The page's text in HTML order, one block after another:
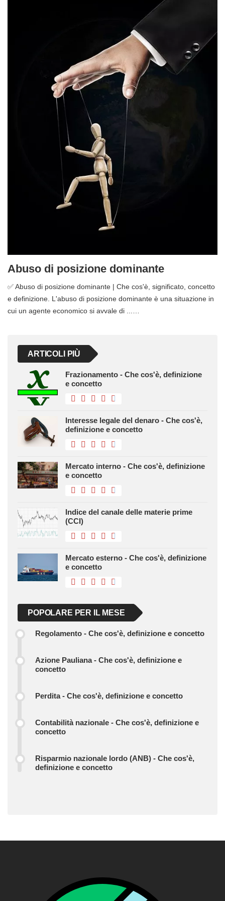
Abuso di posizione dominante
✅ Abuso di posizione dominante | Che cos'è, significato, concetto
e definizione. L'abuso di posizione dominante è una situazione in
cui un agente economico si avvale di ...…
ARTICOLI PIÙ
Frazionamento - Che cos'è, definizione
e concetto
Interesse legale del denaro - Che cos'è,
definizione e concetto
Mercato interno - Che cos'è, definizione
e concetto
Indice del canale delle materie prime
(CCI)
Mercato esterno - Che cos'è, definizione
e concetto
POPOLARE PER IL MESE
Regolamento - Che cos'è, definizione e concetto
Azione Pauliana - Che cos'è, definizione e
concetto
Perdita - Che cos'è, definizione e concetto
Contabilità nazionale - Che cos'è, definizione e
concetto
Risparmio nazionale lordo (ANB) - Che cos'è,
definizione e concetto